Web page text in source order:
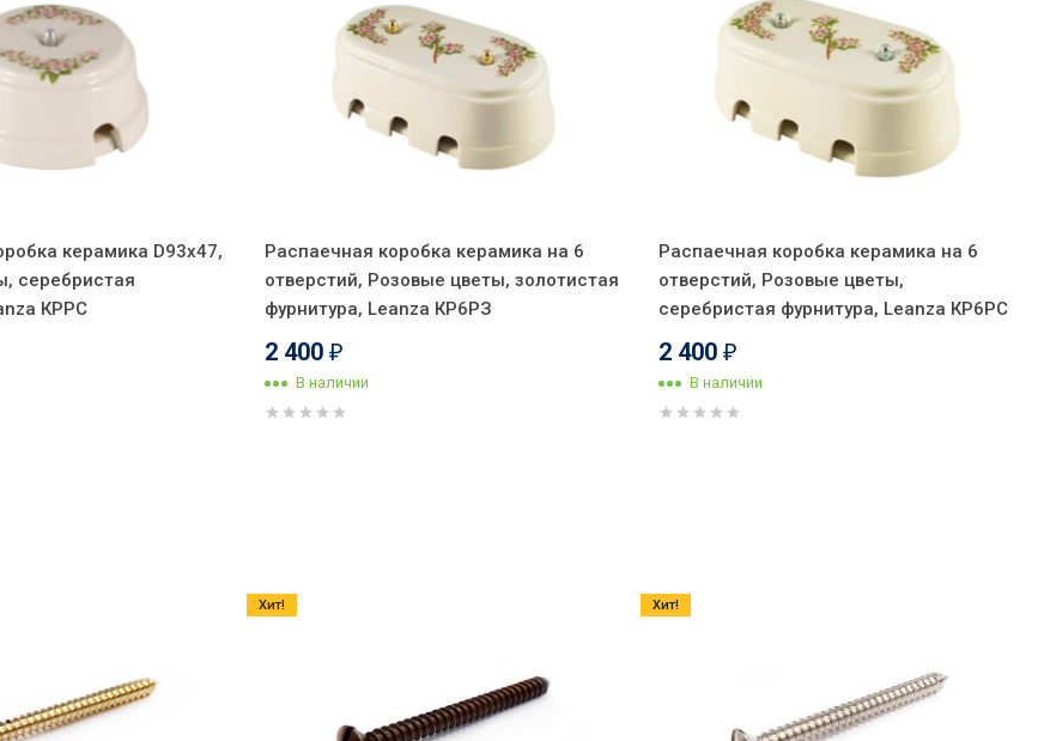
керамика D93х47,
серебристая
КРРС
Распаечная коробка керамика на 6
отверстий, Розовые цветы, золотистая
фурнитура, Leanza КР6РЗ
2 400 ₽
В наличии
Распаечная коробка керамика на 6
отверстий, Розовые цветы,
серебристая фурнитура, Leanza КР6РС
2 400 ₽
В наличии
Хит! Хит!